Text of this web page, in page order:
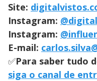
Site:
Instagram:
Instagram:
E-mail:
✅Para saber tudo
siga o canal de